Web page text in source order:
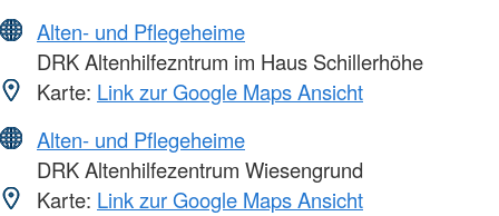
Alten- und Pflegeheime
DRK Altenhilfezntrum im Haus Schillerhöhe
Karte: Link zur Google Maps Ansicht
Alten- und Pflegeheime
DRK Altenhilfezentrum Wiesengrund
Karte: Link zur Google Maps Ansicht